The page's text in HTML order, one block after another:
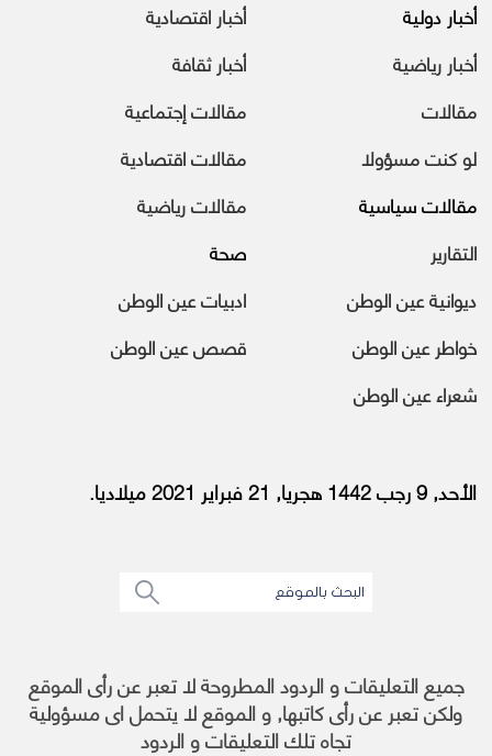
أخبار دولية
أخبار اقتصادية
أخبار رياضية
أخبار ثقافة
مقالات
مقالات إجتماعية
لو كنت مسؤولا
مقالات اقتصادية
مقالات سياسية
مقالات رياضية
التقارير
صحة
ديوانية عين الوطن
ادبيات عين الوطن
خواطر عين الوطن
قصص عين الوطن
شعراء عين الوطن
الأحد, 9 رجب 1442 هجريا, 21 فبراير 2021 ميلاديا.
جميع التعليقات و الردود المطروحة لا تعبر عن رأى الموقع
ولكن تعبر عن رأى كاتبها, و الموقع لا يتحمل اى مسؤولية
تجاه تلك التعليقات و الردود